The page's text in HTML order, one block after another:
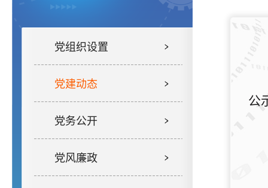
党组织设置
党建动态
党务公开
党风廉政
公